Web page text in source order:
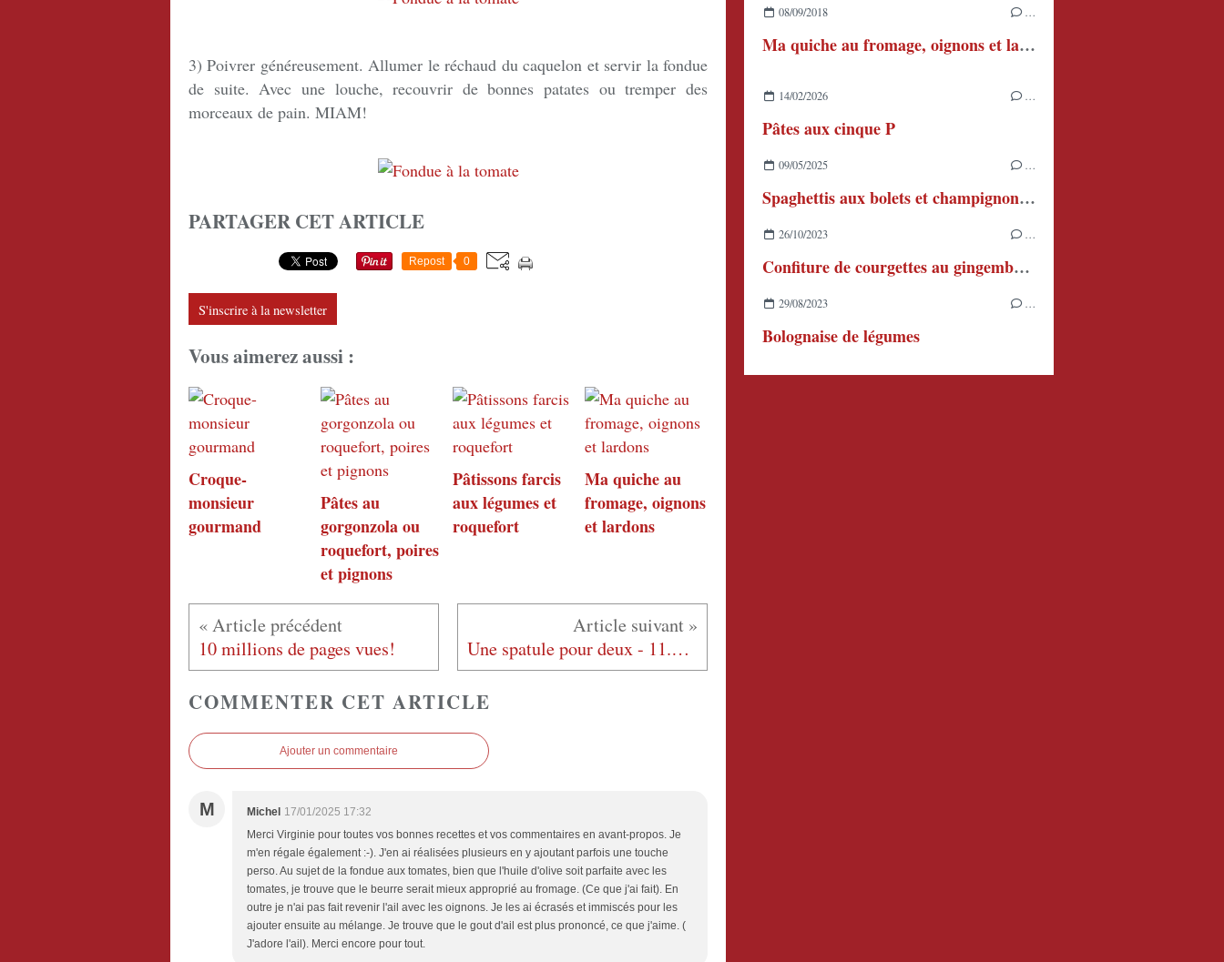
3) Poivrer généreusement. Allumer le réchaud du caquelon et servir la fondue
de suite. Avec une louche, recouvrir de bonnes patates ou tremper des
morceaux de pain. MIAM!
PARTAGER CET ARTICLE
Repost 0
S'inscrire à la newsletter
Vous aimerez aussi :
Croque-
monsieur
gourmand
Pâtes au
gorgonzola ou
roquefort, poires
et pignons
Pâtissons farcis
aux légumes et
roquefort
Ma quiche au
fromage, oignons
et lardons
10 millions de pages vues! Une spatule pour deux - 11.11.2017
COMMENTER CET ARTICLE
Ajouter un commentaire
M Michel 17/01/2025 17:32
Merci Virginie pour toutes vos bonnes recettes et vos commentaires en avant-propos. Je
m'en régale également :-). J'en ai réalisées plusieurs en y ajoutant parfois une touche
perso. Au sujet de la fondue aux tomates, bien que l'huile d'olive soit parfaite avec les
tomates, je trouve que le beurre serait mieux approprié au fromage. (Ce que j'ai fait). En
outre je n'ai pas fait revenir l'ail avec les oignons. Je les ai écrasés et immiscés pour les
ajouter ensuite au mélange. Je trouve que le gout d'ail est plus prononcé, ce que j'aime. (
J'adore l'ail). Merci encore pour tout.
08/09/2018 …
Ma quiche au fromage, oignons et lardons
14/02/2026 …
Pâtes aux cinque P
09/05/2025 …
Spaghettis aux bolets et champignons de Paris
26/10/2023 …
Confiture de courgettes au gingembre et au citron
29/08/2023 …
Bolognaise de légumes